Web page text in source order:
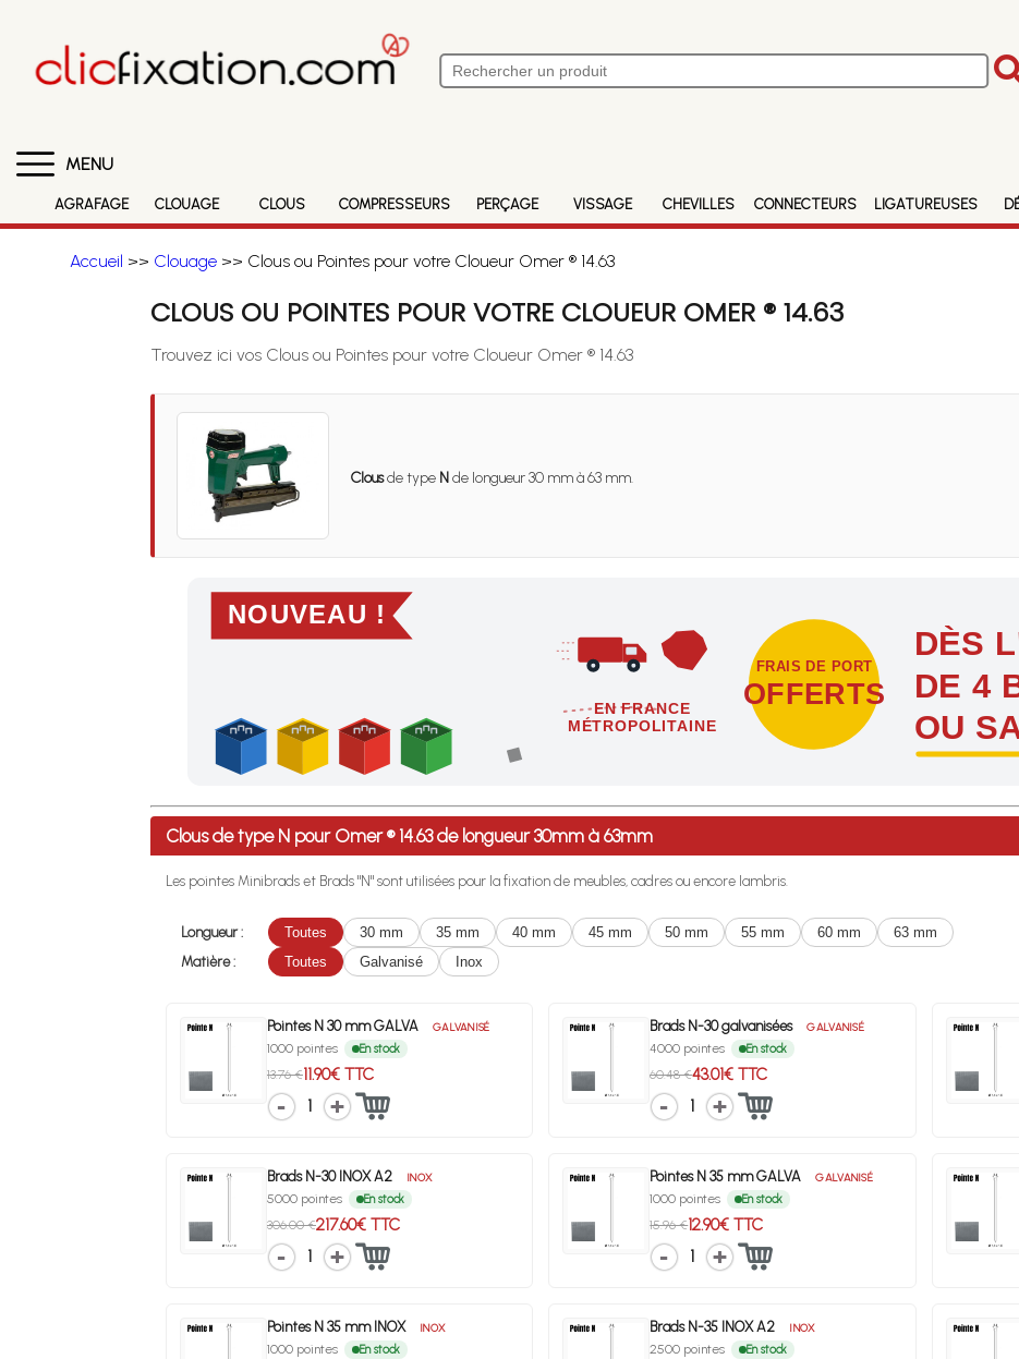
MENU
AGRAFAGE CLOUAGE CLOUS COMPRESSEURS PERÇAGE VISSAGE CHEVILLES CONNECTEURS LIGATUREUSES
Accueil >> Clouage>> Clous ou Pointes pour votre Cloueur Omer ® 14.63
CLOUS OU POINTES POUR VOTRE CLOUEUR OMER ® 14.63
Trouvez ici vos Clous ou Pointes pour votre Cloueur Omer ® 14.63
Clousde type Nde longueur 30 mm à 63 mm.
NOUVEAU !
EN FRANCE
MÉTROPOLITAINE
FRAIS DE PORT
OFFERTS
DÈS
DE 4
OU
Profitez des Frais de port offerts en France métropolitaine dès l'achat de 4 sachets ou boîtes d'agrafes ou de pointes !
Clous de type N pour Omer ® 14.63 de longueur 30mm à 63mm
Les pointes Minibrads et Brads "N" sont utilisées pour la fixation de meubles, cadres ou encore lambris.
Longueur : Toutes 30 mm 35 mm 40 mm 45 mm 50 mm 55 mm 60 mm
63 mm
Matière :
Toutes Galvanisé Inox
Pointes N 30 mm GALVA GALVANISÉ
1000 pointes En stock
13.76 €11.90€ TTC
1
Brads N-30 galvanisées GALVANISÉ
4000 pointes En stock
60.48 €43.01€ TTC
1
Brads N-30 INOX A2 INOX
5000 pointes En stock
306.00 €217.60€ TTC
1
Pointes N 35 mm GALVA GALVANISÉ
1000 pointes En stock
15.96 €12.90€ TTC
1
Pointes N 35 mm INOX INOX
1000 pointes En stock
Brads N-35 INOX A2 INOX
2500 pointes En stock